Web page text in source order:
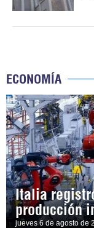
ECONOMÍA
Italia
producción
jueves 6 de agosto de